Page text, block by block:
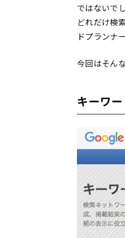
ではないで
どれだけ検
ドプランナ
今回はそん
キーワ